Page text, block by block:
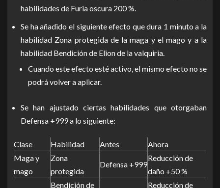
habilidades de Furia oscura 200 %.
Se ha añadido el siguiente efecto que dura 1 minuto a la
habilidad Zona protegida de la maga y el mago y a la
habilidad Bendición de Elion de la valquiria.
Cuando este efecto esté activo, el mismo efecto no se
podrá volver a aplicar.
Se han ajustado ciertas habilidades que otorgaban
Defensa +999 a lo siguiente:
Clase Habilidad Antes
Ahora
Maga y
mago
Zona
protegida
Defensa +999
Reducción de
daño +50 %
Bendición de
Reducción de